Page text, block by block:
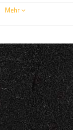
Mehr